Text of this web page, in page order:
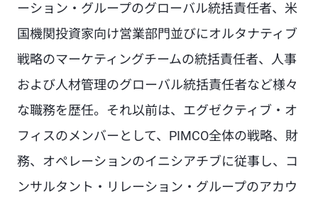
ーション・グループのグローバル統括責任者、米
国機関投資家向け営業部門並びにオルタナティブ
戦略のマーケティングチームの統括責任者、人事
および人材管理のグローバル統括責任者など様々
な職務を歴任。それ以前は、エグゼクティブ・オ
フィスのメンバーとして、PIMCO全体の戦略、財
務、オペレーションのイニシアチブに従事し、コ
ンサルタント・リレーション・グループのアカウ